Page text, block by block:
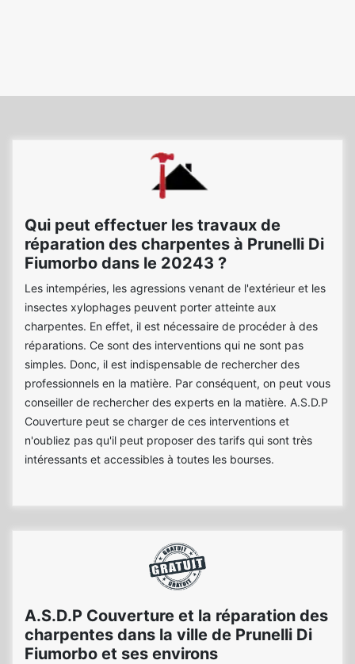
Qui peut effectuer les travaux de
réparation des charpentes à Prunelli Di
Fiumorbo dans le 20243 ?
Les intempéries, les agressions venant de l'extérieur et les
insectes xylophages peuvent porter atteinte aux
charpentes. En effet, il est nécessaire de procéder à des
réparations. Ce sont des interventions qui ne sont pas
simples. Donc, il est indispensable de rechercher des
professionnels en la matière. Par conséquent, on peut vous
conseiller de rechercher des experts en la matière. A.S.D.P
Couverture peut se charger de ces interventions et
n'oubliez pas qu'il peut proposer des tarifs qui sont très
intéressants et accessibles à toutes les bourses.
A.S.D.P Couverture et la réparation des
charpentes dans la ville de Prunelli Di
Fiumorbo et ses environs